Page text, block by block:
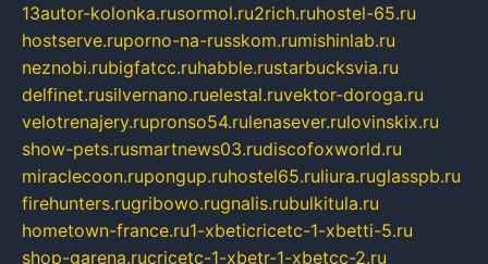
13autor-kolonka.rusormol.ru2rich.ruhostel-65.ru
hostserve.ruporno-na-russkom.rumishinlab.ru
neznobi.rubigfatcc.ruhabble.rustarbucksvia.ru
delfinet.rusilvernano.ruelestal.ruvektor-doroga.ru
velotrenajery.rupronso54.rulenasever.rulovinskix.ru
show-pets.rusmartnews03.rudiscofoxworld.ru
miraclecoon.rupongup.ruhostel65.ruliura.ruglasspb.ru
firehunters.rugribowo.rugnalis.rubulkitula.ru
hometown-france.ru1-xbeticricetc-1-xbetti-5.ru
shop-garena.rucricetc-1-xbetr-1-xbetcc-2.ru